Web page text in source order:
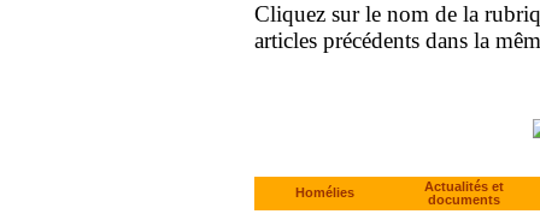
Cliquez sur le nom de la
articles précédents dans la
Homélies
Actualités et
documents